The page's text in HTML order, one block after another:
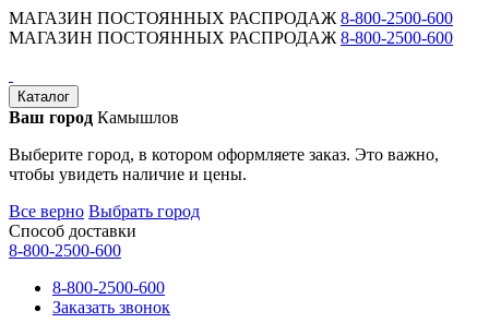
МАГАЗИН ПОСТОЯННЫХ РАСПРОДАЖ 8-800-2500-600
МАГАЗИН ПОСТОЯННЫХ РАСПРОДАЖ 8-800-2500-600
Каталог
Ваш город Камышлов
Выберите город, в котором оформляете заказ. Это важно,
чтобы увидеть наличие и цены.
Все верно Выбрать город
Способ доставки
8-800-2500-600
8-800-2500-600
Заказать звонок